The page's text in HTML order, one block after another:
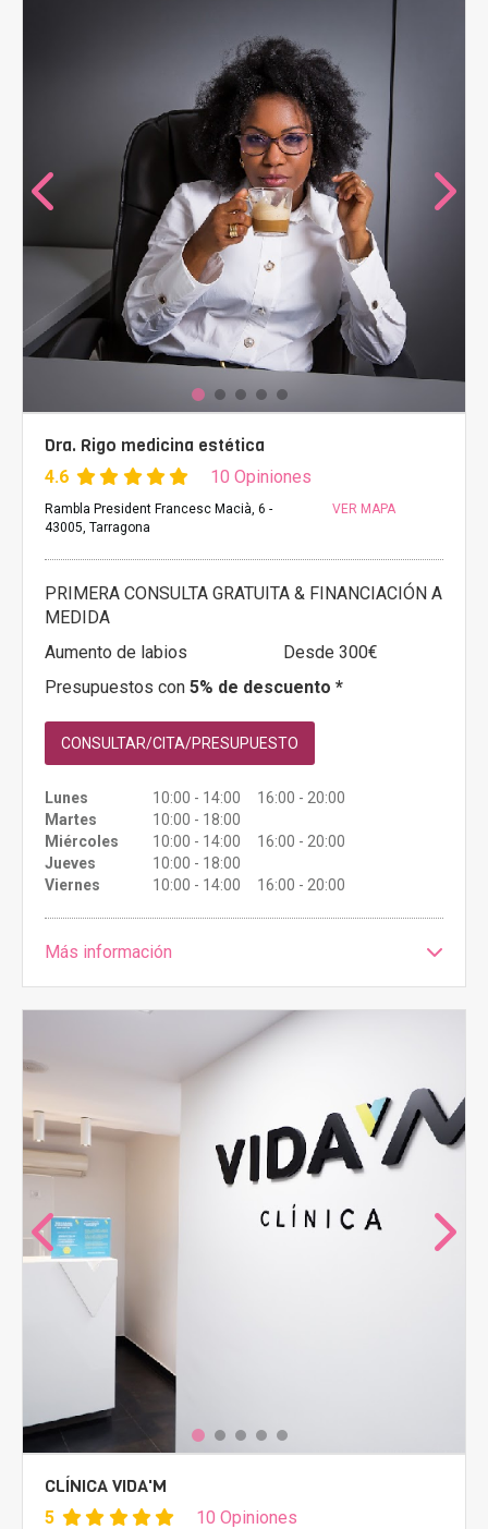
Dra. Rigo medicina estética
4.6 10 Opiniones
Rambla President Francesc Macià, 6 -
43005, Tarragona
VER MAPA
PRIMERA CONSULTA GRATUITA & FINANCIACIÓN A
MEDIDA
Aumento de labios
Desde 300€
Presupuestos con 5% de descuento *
CONSULTAR/CITA/PRESUPUESTO
Lunes
10:00 - 14:00 16:00 - 20:00
Martes
10:00 - 18:00
Miércoles
10:00 - 14:00 16:00 - 20:00
Jueves
10:00 - 18:00
Viernes
10:00 - 14:00 16:00 - 20:00
Más información
CLÍNICA VIDA'M
5 10 Opiniones